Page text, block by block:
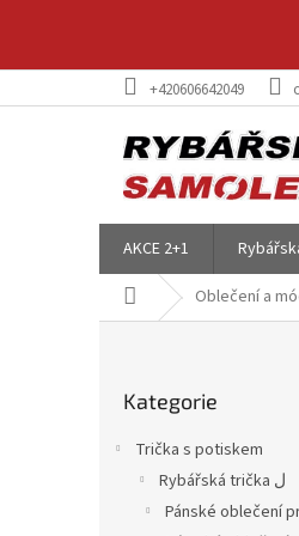
+420606642049
AKCE 2+1
Domů Oblečení a
kategorie
Kategorie
Trička s potiskem
Rybářská trička ل
Pánské oblečení